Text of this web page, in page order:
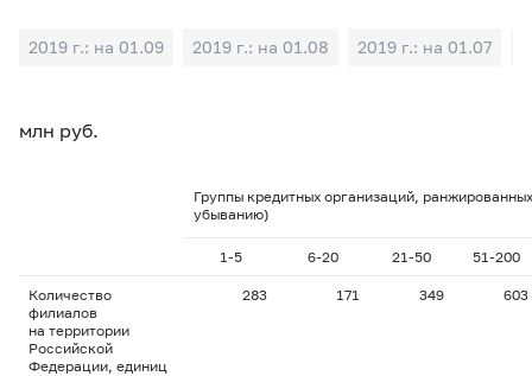
2019 г.: на 01.09 2019 г.: на 01.08 2019 г.: на 01.07
млн руб.
Группы кредитных организаций,
убыванию)
1-5 6-20 21-50 51-200
Количество
филиалов
на территории
Российской
Федерации, единиц
283 171 349 603